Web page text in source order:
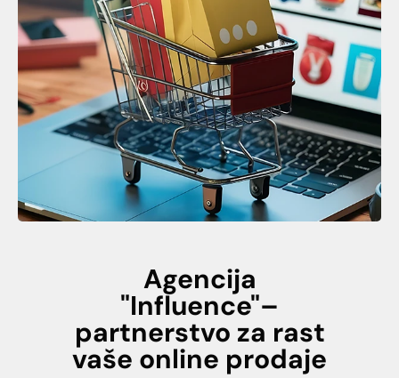
Agencija
"Influence"–
partnerstvo za rast
vaše online prodaje